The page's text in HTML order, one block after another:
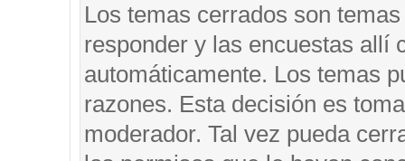
Los temas cerrados son
responder y las encuestas allí
automáticamente. Los temas
razones. Esta decisión es
moderador. Tal vez pueda